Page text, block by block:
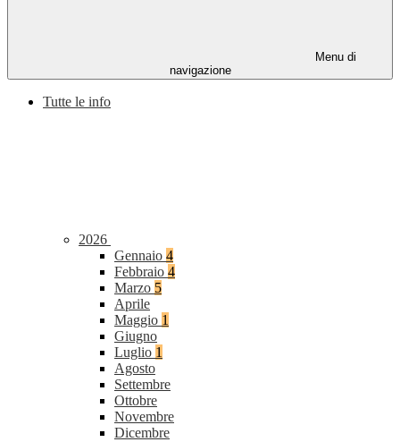
Menu di
navigazione
Tutte le info
2026
Gennaio 4
Febbraio 4
Marzo 5
Aprile
Maggio 1
Giugno
Luglio 1
Agosto
Settembre
Ottobre
Novembre
Dicembre